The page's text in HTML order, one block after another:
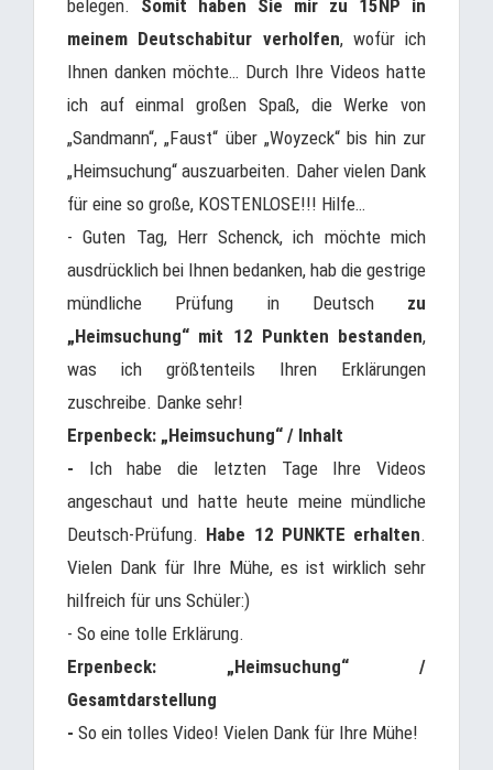
belegen. Somit haben Sie mir zu 15NP in
meinem Deutschabitur verholfen, wofür ich
Ihnen danken möchte… Durch Ihre Videos hatte
ich auf einmal großen Spaß, die Werke von
„Sandmann“, „Faust“ über „Woyzeck“ bis hin zur
„Heimsuchung“ auszuarbeiten. Daher vielen Dank
für eine so große, KOSTENLOSE!!! Hilfe…
- Guten Tag, Herr Schenck, ich möchte mich
ausdrücklich bei Ihnen bedanken, hab die gestrige
mündliche Prüfung in Deutsch zu
„Heimsuchung“ mit 12 Punkten bestanden,
was ich größtenteils Ihren Erklärungen
zuschreibe. Danke sehr!
Erpenbeck: „Heimsuchung“ / Inhalt
- Ich habe die letzten Tage Ihre Videos
angeschaut und hatte heute meine mündliche
Deutsch-Prüfung. Habe 12 PUNKTE erhalten.
Vielen Dank für Ihre Mühe, es ist wirklich sehr
hilfreich für uns Schüler:)
- So eine tolle Erklärung.
Erpenbeck: „Heimsuchung“ /
Gesamtdarstellung
- So ein tolles Video! Vielen Dank für Ihre Mühe!